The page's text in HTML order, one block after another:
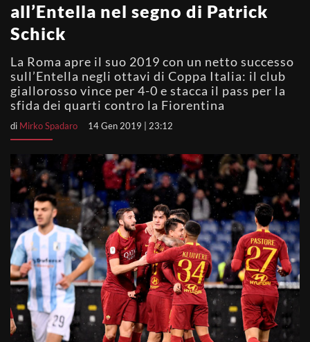
all’Entella nel segno di Patrick
Schick
La Roma apre il suo 2019 con un netto successo
sull’Entella negli ottavi di Coppa Italia: il club
giallorosso vince per 4-0 e stacca il pass per la
sfida dei quarti contro la Fiorentina
di Mirko Spadaro 14 Gen 2019 | 23:12